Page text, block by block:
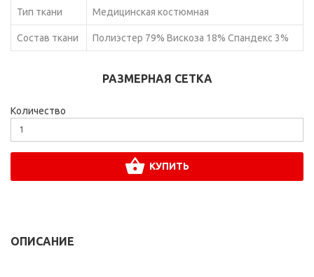
Тип ткани Медицинская костюмная
Состав ткани Полиэстер 79% Вискоза 18% Спандекс 3%
РАЗМЕРНАЯ СЕТКА
Количество
КУПИТЬ
ОПИСАНИЕ